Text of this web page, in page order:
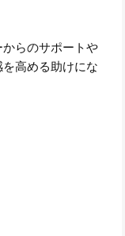
らのサポートや
高める助けにな